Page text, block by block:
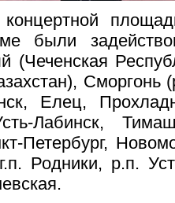
были
(Чеченская
Сморгонь
Елец,
Лабинск,
Петербург,
Родники, р.п.